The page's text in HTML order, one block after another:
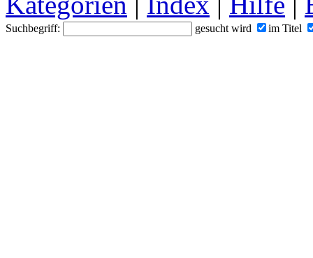
Suchbegriff: gesucht wird im Titel